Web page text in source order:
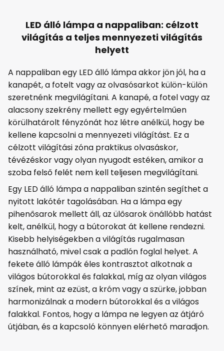
LED álló lámpa a nappaliban: célzott
világítás a teljes mennyezeti világítás
helyett
A nappaliban egy LED álló lámpa akkor jön jól, ha a
kanapét, a fotelt vagy az olvasósarkot külön-külön
szeretnénk megvilágítani. A kanapé, a fotel vagy az
alacsony szekrény mellett egy egyértelműen
körülhatárolt fényzónát hoz létre anélkül, hogy be
kellene kapcsolni a mennyezeti világítást. Ez a
célzott világítási zóna praktikus olvasáskor,
tévézéskor vagy olyan nyugodt estéken, amikor a
szoba felső felét nem kell teljesen megvilágítani.
Egy LED álló lámpa a nappaliban szintén segíthet a
nyitott lakótér tagolásában. Ha a lámpa egy
pihenősarok mellett áll, az ülősarok önállóbb hatást
kelt, anélkül, hogy a bútorokat át kellene rendezni.
Kisebb helyiségekben a világítás rugalmasan
használható, mivel csak a padlón foglal helyet. A
fekete álló lámpák éles kontrasztot alkotnak a
világos bútorokkal és falakkal, míg az olyan világos
színek, mint az ezüst, a króm vagy a szürke, jobban
harmonizálnak a modern bútorokkal és a világos
falakkal. Fontos, hogy a lámpa ne legyen az átjáró
útjában, és a kapcsoló könnyen elérhető maradjon.